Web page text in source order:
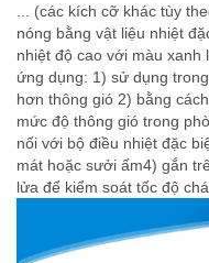
... (các kích cỡ khác tùy
nóng bằng vật liệu nhiệt
nhiệt độ cao với màu xanh
ứng dụng: 1) sử dụng
hơn thông gió 2) bằng
mức độ thông gió trong
nối với bộ điều nhiệt đặc
mát hoặc sưởi ấm4) gắn
lửa để kiểm soát tốc độ